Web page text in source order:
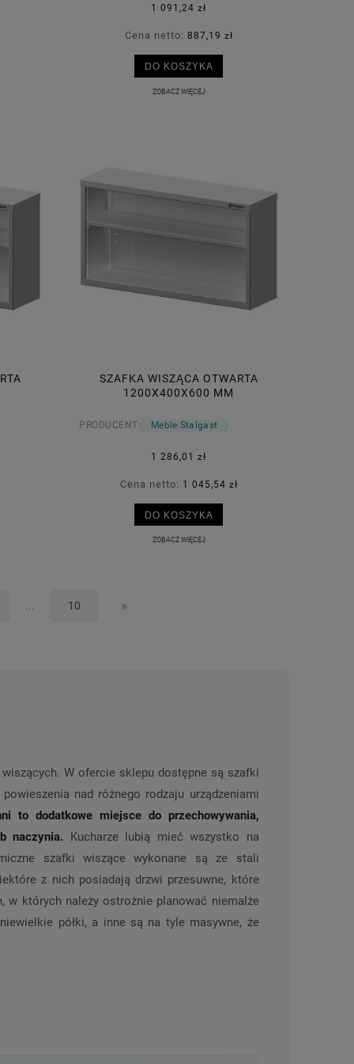
1 091,24 zł
Cena netto: 887,19 zł
DO KOSZYKA
ZOBACZ WIĘCEJ
SZAFKA WISZĄCA OTWARTA
1200X400X600 MM
PRODUCENT: Meble Stalgast
1 286,01 zł
Cena netto: 1 045,54 zł
DO KOSZYKA
ZOBACZ WIĘCEJ
10 »
W ofercie sklepu dostępne są szafki
nad różnego rodzaju urządzeniami
to dodatkowe miejsce do przechowywania,
naczynia. Kucharze lubią mieć wszystko na
szafki wiszące wykonane są ze stali
z nich posiadają drzwi przesuwne, które
w których należy ostrożnie planować niemalże
półki, a inne są na tyle masywne, że